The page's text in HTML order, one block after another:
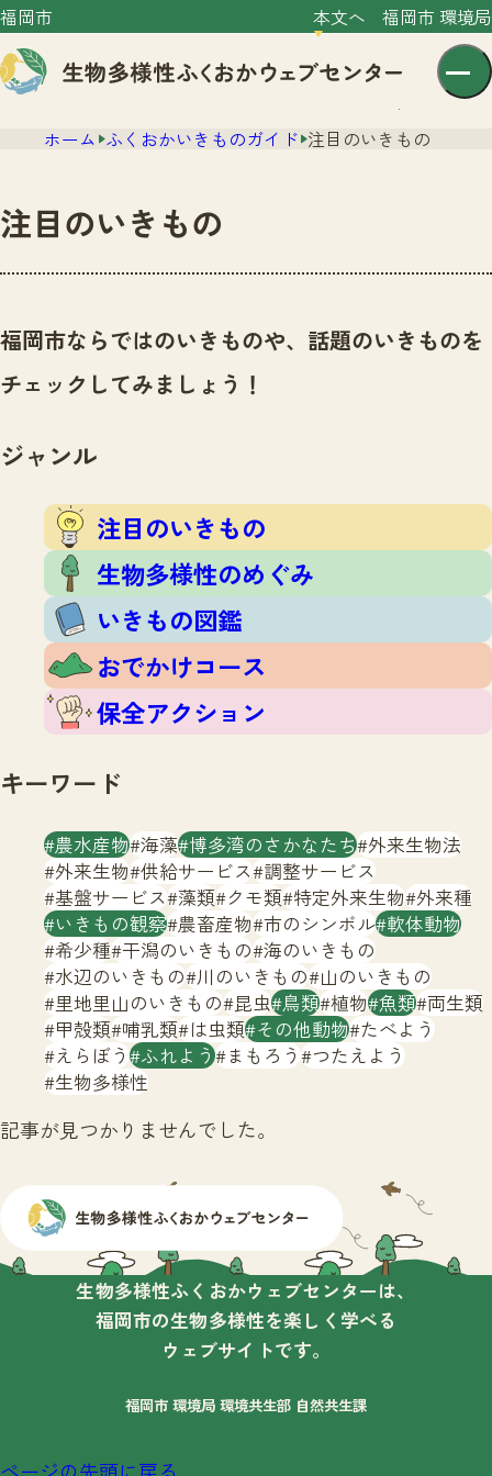
福岡市 本文へ 福岡市 環境局
文字サイズ 小 中 大
センター紹介
センター紹介TOP
サイトポリシー
ニュース
いきものガイド
注目のいきもの
生物多様性のめぐみ
いきもの図鑑
おでかけコース
保全アクション
イベント
いきもの調査隊
調査レポート
調査レポートTOP
調査結果
ふくおかいきものマップ
マッチング
マッチングTOP
掲載申し込みフォーム
お問合せ
生物多様性ふくおかウェブセンターとは
サイトマップ
ホーム ふくおかいきものガイド 注目のいきもの
注目のいきもの
福岡市ならではのいきものや、話題のいきものを
チェックしてみましょう！
ジャンル
注目のいきもの
生物多様性のめぐみ
いきもの図鑑
おでかけコース
保全アクション
キーワード
農水産物 海藻 博多湾のさかなたち 外来生物法
外来生物 供給サービス 調整サービス
基盤サービス 藻類 クモ類 特定外来生物 外来種
いきもの観察 農畜産物 市のシンボル 軟体動物
希少種 干潟のいきもの 海のいきもの
水辺のいきもの 川のいきもの 山のいきもの
里地里山のいきもの 昆虫 鳥類 植物 魚類 両生類
甲殻類 哺乳類 は虫類 その他動物 たべよう
えらぼう ふれよう まもろう つたえよう
生物多様性
記事が見つかりませんでした。
生物多様性ふくおかウェブセンターは、
福岡市の生物多様性を楽しく学べる
ウェブサイトです。
福岡市 環境局 環境共生部 自然共生課